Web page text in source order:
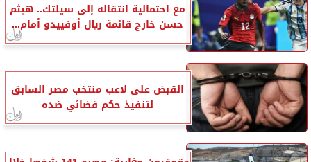
مع احتمالية انتقاله إلى سيلتك.. هيثم
حسن خارج قائمة ريال أوفييدو أمام...
القبض على لاعب منتخب مصر السابق
لتنفيذ حكم قضائي ضده